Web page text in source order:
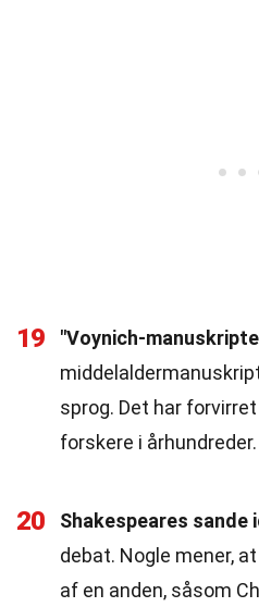
19 "Voynich-
sprog. Det har
forskere i århundreder.
20 Shakespeares sande
debat. Nogle mener,
af en anden, såsom